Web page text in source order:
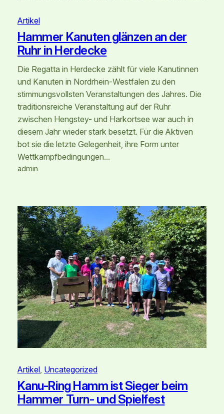
Artikel
Hammer Kanuten glänzen an der
Ruhr in Herdecke
Die Regatta in Herdecke zählt für viele Kanutinnen
und Kanuten in Nordrhein‑Westfalen zu den
stimmungsvollsten Veranstaltungen des Jahres. Die
traditionsreiche Veranstaltung auf der Ruhr
zwischen Hengstey- und Harkortsee war auch in
diesem Jahr wieder stark besetzt. Für die Aktiven
bot sie die letzte Gelegenheit, ihre Form unter
Wettkampfbedingungen…
admin
Artikel, Uncategorized
Kanu-Ring Hamm ist Sieger beim
Hammer Turn- und Spielfest